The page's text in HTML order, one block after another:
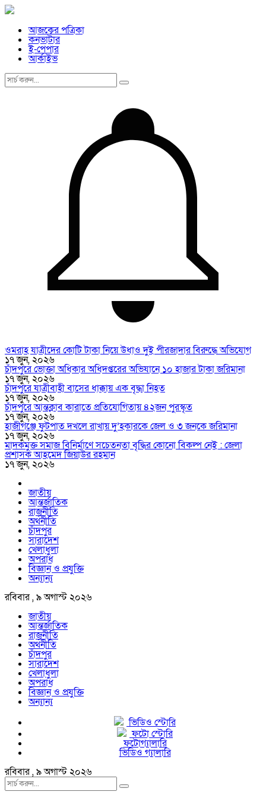
আজকের পত্রিকা
কনভার্টার
ই-পেপার
আর্কাইভ
ওমরাহ যাত্রীদের কোটি টাকা নিয়ে উধাও দুই পীরজাদার বিরুদ্ধে অভিযোগ
১৭ জুন, ২০২৬
চাঁদপুরে ভোক্তা অধিকার অধিদপ্তরের অভিযানে ১০ হাজার টাকা জরিমানা
১৭ জুন, ২০২৬
চাঁদপুরে যাত্রীবাহী বাসের ধাক্কায় এক বৃদ্ধা নিহত
১৭ জুন, ২০২৬
চাঁদপুরে আন্তক্লাব কারাতে প্রতিযোগিতায় ৪২জন পুরস্কৃত
১৭ জুন, ২০২৬
হাজীগঞ্জে ফুটপাত দখলে রাখায় দু’হকারকে জেল ও ৩ জনকে জরিমানা
১৭ জুন, ২০২৬
মাদকমুক্ত সমাজ বিনির্মাণে সচেতনতা বৃদ্ধির কোনো বিকল্প নেই : জেলা
প্রশাসক আহমেদ জিয়াউর রহমান
১৭ জুন, ২০২৬
জাতীয়
আন্তর্জাতিক
রাজনীতি
অর্থনীতি
চাঁদপুর
সারাদেশ
খেলাধুলা
অপরাধ
বিজ্ঞান ও প্রযুক্তি
অন্যান্য
রবিবার , ৯ অগাস্ট ২০২৬
জাতীয়
আন্তর্জাতিক
রাজনীতি
অর্থনীতি
চাঁদপুর
সারাদেশ
খেলাধুলা
অপরাধ
বিজ্ঞান ও প্রযুক্তি
অন্যান্য
ভিডিও স্টোরি
ফটো স্টোরি
ফটোগ্যালারি
ভিডিও গ্যালারি
রবিবার , ৯ অগাস্ট ২০২৬